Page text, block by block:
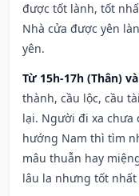
được tốt lành, tốt
Nhà cửa được yên
yên.
Từ 15h-17h (Thân)
thành, cầu lộc, cầu
lại. Người đi xa chưa
hướng Nam thì tìm
mâu thuẫn hay
lâu la nhưng tốt nhất